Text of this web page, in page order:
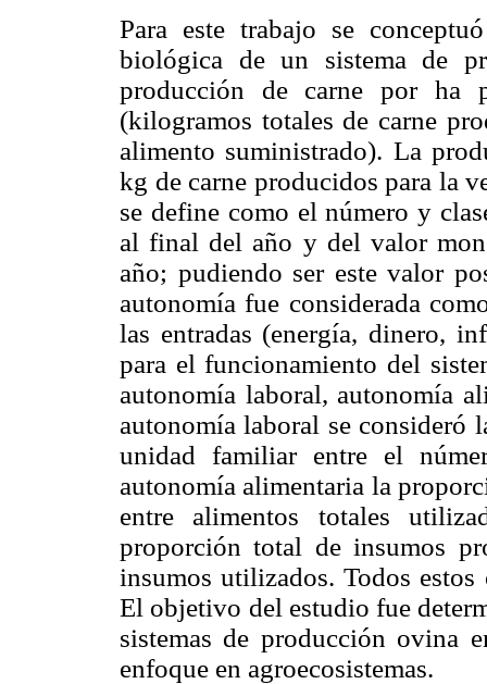
Para este trabajo se
biológica de un sistema de
producción de carne por ha
(kilogramos totales de carne
alimento suministrado). La
kg de carne producidos para la
se define como el número y
al final del año y del valor
año; pudiendo ser este valor
autonomía fue considerada
las entradas (energía, dinero,
para el funcionamiento del
autonomía laboral, autonomía
autonomía laboral se consideró
unidad familiar entre el
autonomía alimentaria la
entre alimentos totales
proporción total de insumos
insumos utilizados. Todos
El objetivo del estudio fue
sistemas de producción ovina
enfoque en agroecosistemas.